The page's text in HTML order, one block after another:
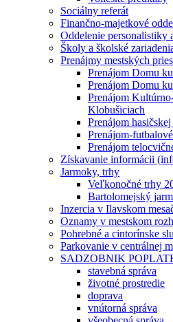
Sociálny referát
Finančno-majetkové
Oddelenie personalistiky
Školy a školské
Prenájmy mestských
Prenájom Domu
Prenájom Domu
Prenájom
Klobušiciach
Prenájom
Prenájom-
Prenájom
Získavanie informácii
Jarmoky, trhy
Veľkonočné trhy
Bartolomejský
Inzercia v Ilavskom
Oznamy v mestskom
Pohrebné a cintorínske
Parkovanie v centrálnej
SADZOBNIK
stavebná správa
životné prostredie
doprava
vnútorná správa